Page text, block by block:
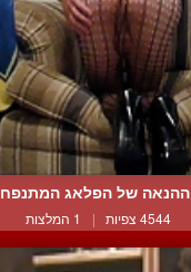
ההנאה של הפלאג המתנפח
4544 צפיות | 1 המלצות